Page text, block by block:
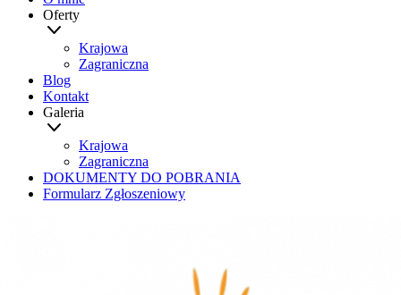
Oferty
Krajowa
Zagraniczna
Blog
Kontakt
Galeria
Krajowa
Zagraniczna
DOKUMENTY DO POBRANIA
Formularz Zgłoszeniowy